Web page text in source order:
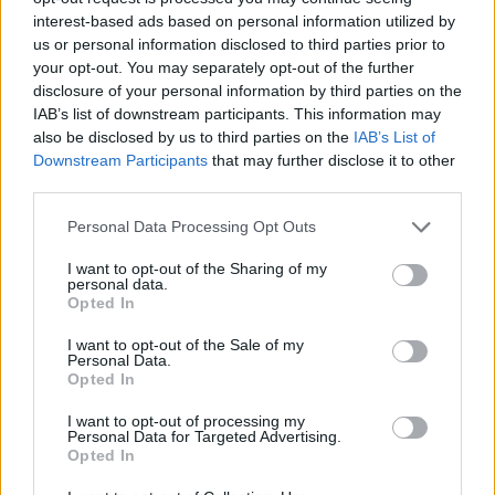
interest-based ads based on personal information utilized by
us or personal information disclosed to third parties prior to
your opt-out. You may separately opt-out of the further
disclosure of your personal information by third parties on the
IAB’s list of downstream participants. This information may
also be disclosed by us to third parties on the IAB’s List of
Downstream Participants that may further disclose it to other
Personal Data Processing Opt Outs
I want to opt-out of the Sharing of my
personal data.
Opted In
I want to opt-out of the Sale of my
Personal Data.
Opted In
I want to opt-out of processing my
Personal Data for Targeted Advertising.
Opted In
Zyrtare: Bersant Celina
bëhet pjesë e Al-Ettifaq
në Arabinë Saudite
Shqetësim për talentin
gjerman, Kennet Eichhorn
ndërpret përkohësisht
karrierën për arsye
shëndetësore
Besnik Çotën, ish-
kapiteni dhe ish-trajneri i
Sopotit ndahet nga jeta
në moshën 56-vjeçare
transferohet te RB Leipzig
për 30 milionë euro